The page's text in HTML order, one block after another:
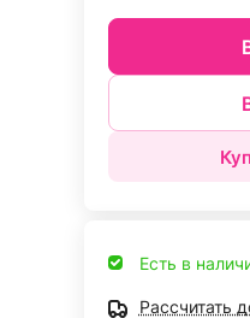
Есть в
Рассчитать